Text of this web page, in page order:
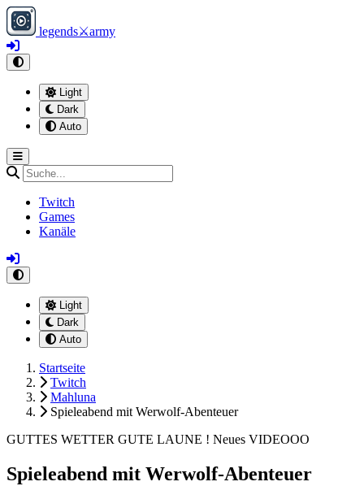
legends⚔army
Light
Dark
Auto
Twitch
Games
Kanäle
Light
Dark
Auto
Startseite
Twitch
Mahluna
Spieleabend mit Werwolf-Abenteuer
GUTTES WETTER GUTE LAUNE ! Neues VIDEOOO
Spieleabend mit Werwolf-Abenteuer